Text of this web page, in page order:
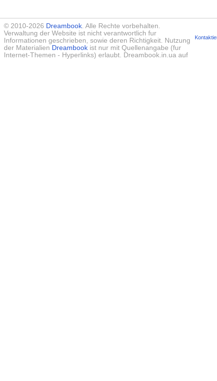
© 2010-2026 Dreambook. Alle Rechte vorbehalten.
Verwaltung der Website ist nicht verantwortlich fur
Informationen geschrieben, sowie deren Richtigkeit. Nutzung
der Materialien Dreambook ist nur mit Quellenangabe (fur
Internet-Themen - Hyperlinks) erlaubt. Dreambook.in.ua auf